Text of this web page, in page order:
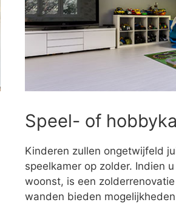
Speel- of
Kinderen zullen ongetwijfeld
speelkamer op zolder. Indien
woonst, is een
wanden bieden